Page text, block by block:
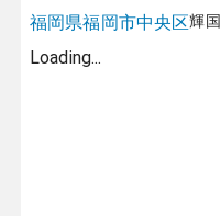
福岡県福岡市中央区輝国
Loading...